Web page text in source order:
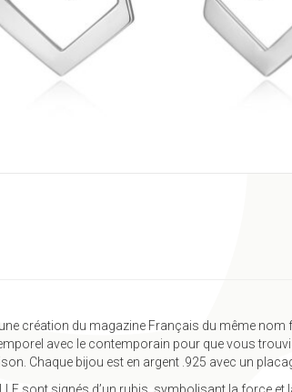
une création du magazine Français du même
avec le contemporain pour que vous
Chaque bijou est en argent .925 avec un